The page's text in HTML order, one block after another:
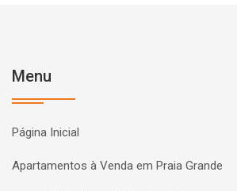
Menu
Página Inicial
Apartamentos à Venda em Praia Grande